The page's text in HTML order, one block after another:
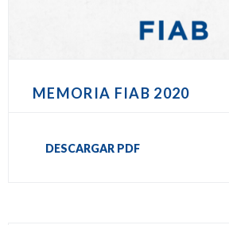
MEMORIA FIAB 2020
DESCARGAR PDF